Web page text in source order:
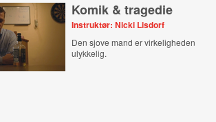
Komik & tragedie
Instruktør: Nicki Lisdorf
Den sjove mand er virkeligheden
ulykkelig.